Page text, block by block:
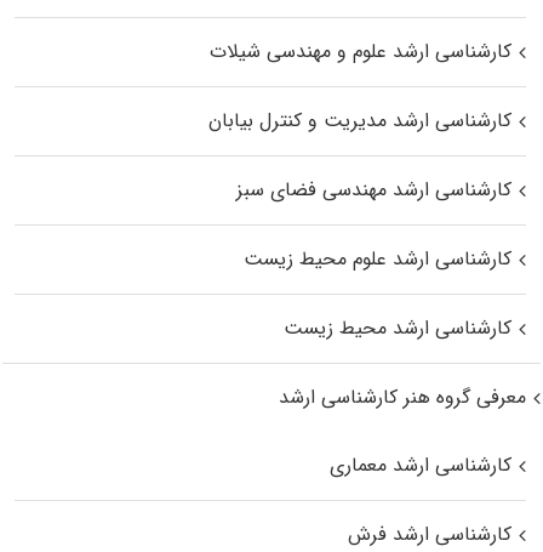
کارشناسی ارشد علوم و مهندسی شیلات
کارشناسی ارشد مدیریت و کنترل بیابان
کارشناسی ارشد مهندسی فضای سبز
کارشناسی ارشد علوم محیط‌ زیست
کارشناسی ارشد محیط زیست
معرفی گروه هنر کارشناسی ارشد
کارشناسی ارشد معماری
کارشناسی ارشد فرش